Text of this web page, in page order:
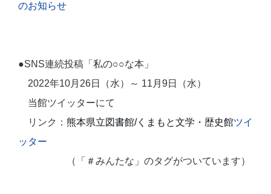
のお知らせ
●SNS連続投稿「私の○○な本」
2022年10月 26日（水）～ 11 月9日（水）
当館ツイッターにて
リンク： 熊本県立図書館/くまもと文学・歴史館ツイ
ッター
（「＃みんたな」のタグがついています）